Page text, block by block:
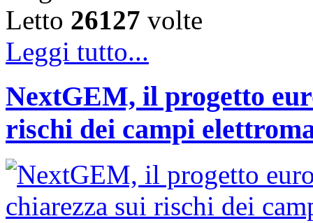
Letto 26127 volte
Leggi tutto...
NextGEM, il progetto
rischi dei campi